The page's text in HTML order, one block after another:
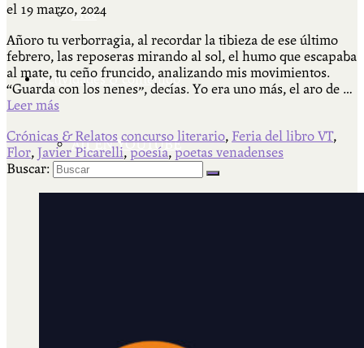
Más
Actividades & contenido
AJÍ EN YOUTUBE
Facultad Libre Venado Tuerto 1990-1994
el 19 marzo, 2024
Añoro tu verborragia, al recordar la tibieza de ese último
febrero, las reposeras mirando al sol, el humo que escapaba
al mate, tu ceño fruncido, analizando mis movimientos.
“Guarda con los nenes”, decías. Yo era uno más, el aro de …
Leer más
Crónicas & Relatos concurso literario, Feria del libro VT,
Flor, Javier Picarelli, poesía, poetas venadenses
Buscar: